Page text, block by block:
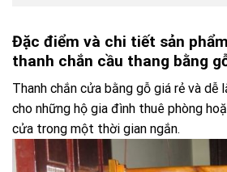
Đặc điểm và chi tiết sản
thanh chắn cầu thang bằng
Thanh chắn cửa bằng gỗ giá rẻ và dễ
cho những hộ gia đình thuê phòng
cửa trong một thời gian ngắn.